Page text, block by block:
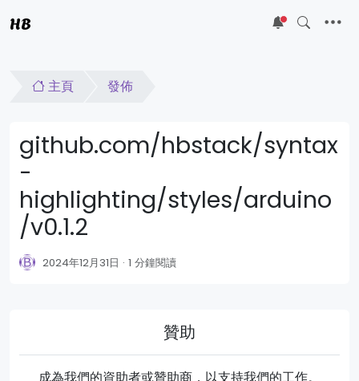
HB 5
主頁 發佈
github.com/hbstack/syntax
-
highlighting/styles/arduino
/v0.1.2
2024年12月31日 1 分鐘閱讀
贊助